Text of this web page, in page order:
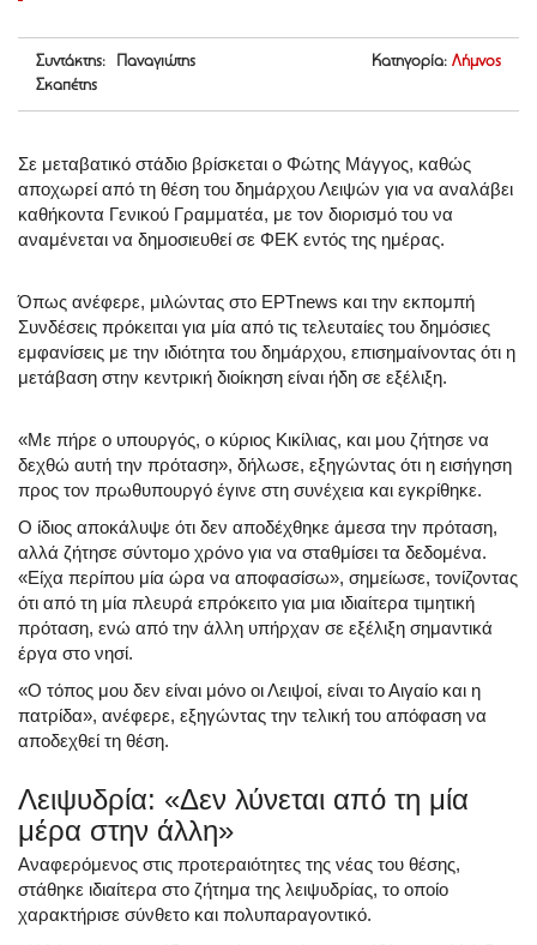
Συντάκτης: Παναγιώτης
Σκαπέτης
Κατηγορία: Λήμνος
Σε μεταβατικό στάδιο βρίσκεται ο Φώτης Μάγγος, καθώς
αποχωρεί από τη θέση του δημάρχου Λειψών για να αναλάβει
καθήκοντα Γενικού Γραμματέα, με τον διορισμό του να
αναμένεται να δημοσιευθεί σε ΦΕΚ εντός της ημέρας.
Όπως ανέφερε, μιλώντας στο ΕΡΤnews και την εκπομπή
Συνδέσεις πρόκειται για μία από τις τελευταίες του δημόσιες
εμφανίσεις με την ιδιότητα του δημάρχου, επισημαίνοντας ότι η
μετάβαση στην κεντρική διοίκηση είναι ήδη σε εξέλιξη.
«Με πήρε ο υπουργός, ο κύριος Κικίλιας, και μου ζήτησε να
δεχθώ αυτή την πρόταση», δήλωσε, εξηγώντας ότι η εισήγηση
προς τον πρωθυπουργό έγινε στη συνέχεια και εγκρίθηκε.
Ο ίδιος αποκάλυψε ότι δεν αποδέχθηκε άμεσα την πρόταση,
αλλά ζήτησε σύντομο χρόνο για να σταθμίσει τα δεδομένα.
«Είχα περίπου μία ώρα να αποφασίσω», σημείωσε, τονίζοντας
ότι από τη μία πλευρά επρόκειτο για μια ιδιαίτερα τιμητική
πρόταση, ενώ από την άλλη υπήρχαν σε εξέλιξη σημαντικά
έργα στο νησί.
«Ο τόπος μου δεν είναι μόνο οι Λειψοί, είναι το Αιγαίο και η
πατρίδα», ανέφερε, εξηγώντας την τελική του απόφαση να
αποδεχθεί τη θέση.
Λειψυδρία: «Δεν λύνεται από τη μία
μέρα στην άλλη»
Αναφερόμενος στις προτεραιότητες της νέας του θέσης,
στάθηκε ιδιαίτερα στο ζήτημα της λειψυδρίας, το οποίο
χαρακτήρισε σύνθετο και πολυπαραγοντικό.